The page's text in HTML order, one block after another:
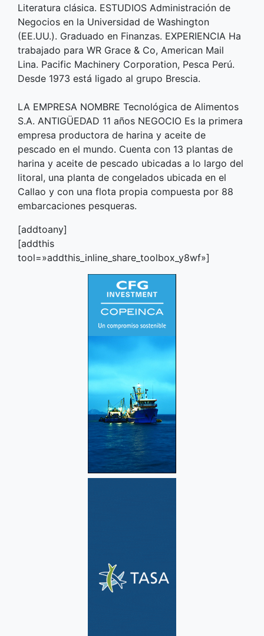
Literatura clásica. ESTUDIOS Administración de
Negocios en la Universidad de Washington
(EE.UU.). Graduado en Finanzas. EXPERIENCIA Ha
trabajado para WR Grace & Co, American Mail
Lina. Pacific Machinery Corporation, Pesca Perú.
Desde 1973 está ligado al grupo Brescia.
LA EMPRESA NOMBRE Tecnológica de Alimentos
S.A. ANTIGÜEDAD 11 años NEGOCIO Es la primera
empresa productora de harina y aceite de
pescado en el mundo. Cuenta con 13 plantas de
harina y aceite de pescado ubicadas a lo largo del
litoral, una planta de congelados ubicada en el
Callao y con una flota propia compuesta por 88
embarcaciones pesqueras.
[addtoany]
[addthis
tool=»addthis_inline_share_toolbox_y8wf»]